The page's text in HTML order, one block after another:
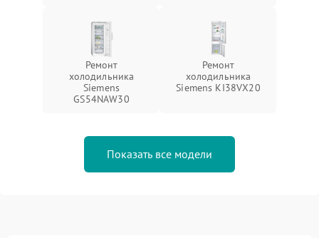
Ремонт
холодильника
Siemens
GS54NAW30
Ремонт
холодильника
Siemens KI38VX20
Показать все модели